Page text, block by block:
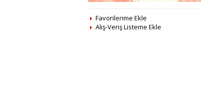
Favorilerime Ekle
Alış-Veriş Listeme Ekle